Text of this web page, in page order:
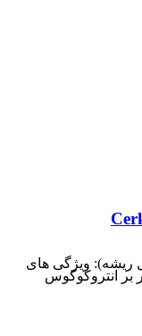
ریشه): ویژگی های
بیشتر بر انتروکوکوس